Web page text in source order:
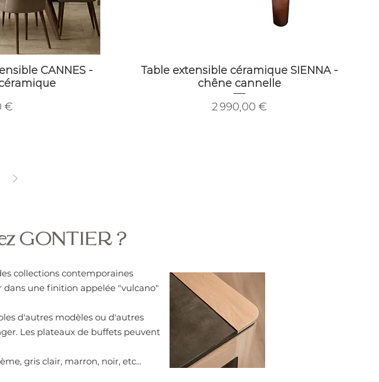
CANNES -
€
Table extensible céramique SIENNA -
chêne cannelle
Prix
2 990,00 €
GONTIER ?
collections contemporaines
dans une finition appelée "vulcano"
d'autres modèles ou d'autres
Les plateaux de buffets peuvent
gris clair, marron, noir, etc...